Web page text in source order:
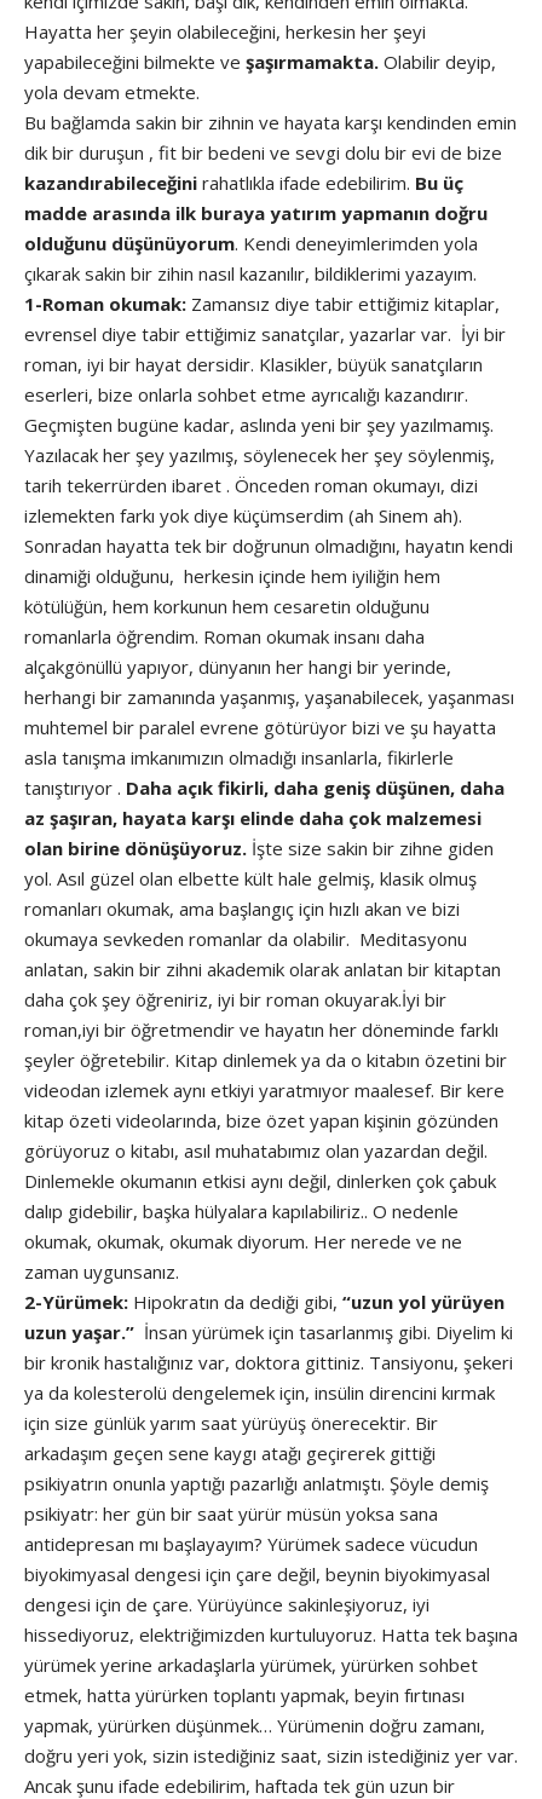
Hayatta her şeyin olabileceğini, herkesin her şeyi
yapabileceğini bilmekte ve şaşırmamakta. Olabilir deyip,
yola devam etmekte.
Bu bağlamda sakin bir zihnin ve hayata karşı kendinden emin
dik bir duruşun , fit bir bedeni ve sevgi dolu bir evi de bize
kazandırabileceğini rahatlıkla ifade edebilirim. Bu üç
madde arasında ilk buraya yatırım yapmanın doğru
olduğunu düşünüyorum. Kendi deneyimlerimden yola
çıkarak sakin bir zihin nasıl kazanılır, bildiklerimi yazayım.
1-Roman okumak: Zamansız diye tabir ettiğimiz kitaplar,
evrensel diye tabir ettiğimiz sanatçılar, yazarlar var. İyi bir
roman, iyi bir hayat dersidir. Klasikler, büyük sanatçıların
eserleri, bize onlarla sohbet etme ayrıcalığı kazandırır.
Geçmişten bugüne kadar, aslında yeni bir şey yazılmamış.
Yazılacak her şey yazılmış, söylenecek her şey söylenmiş,
tarih tekerrürden ibaret . Önceden roman okumayı, dizi
izlemekten farkı yok diye küçümserdim (ah Sinem ah).
Sonradan hayatta tek bir doğrunun olmadığını, hayatın kendi
dinamiği olduğunu, herkesin içinde hem iyiliğin hem
kötülüğün, hem korkunun hem cesaretin olduğunu
romanlarla öğrendim. Roman okumak insanı daha
alçakgönüllü yapıyor, dünyanın her hangi bir yerinde,
herhangi bir zamanında yaşanmış, yaşanabilecek, yaşanması
muhtemel bir paralel evrene götürüyor bizi ve şu hayatta
asla tanışma imkanımızın olmadığı insanlarla, fikirlerle
tanıştırıyor . Daha açık fikirli, daha geniş düşünen, daha
az şaşıran, hayata karşı elinde daha çok malzemesi
olan birine dönüşüyoruz. İşte size sakin bir zihne giden
yol. Asıl güzel olan elbette kült hale gelmiş, klasik olmuş
romanları okumak, ama başlangıç için hızlı akan ve bizi
okumaya sevkeden romanlar da olabilir. Meditasyonu
anlatan, sakin bir zihni akademik olarak anlatan bir kitaptan
daha çok şey öğreniriz, iyi bir roman okuyarak.İyi bir
roman,iyi bir öğretmendir ve hayatın her döneminde farklı
şeyler öğretebilir. Kitap dinlemek ya da o kitabın özetini bir
videodan izlemek aynı etkiyi yaratmıyor maalesef. Bir kere
kitap özeti videolarında, bize özet yapan kişinin gözünden
görüyoruz o kitabı, asıl muhatabımız olan yazardan değil.
Dinlemekle okumanın etkisi aynı değil, dinlerken çok çabuk
dalıp gidebilir, başka hülyalara kapılabiliriz.. O nedenle
okumak, okumak, okumak diyorum. Her nerede ve ne
zaman uygunsanız.
2-Yürümek: Hipokratın da dediği gibi, “uzun yol yürüyen
uzun yaşar.” İnsan yürümek için tasarlanmış gibi. Diyelim ki
bir kronik hastalığınız var, doktora gittiniz. Tansiyonu, şekeri
ya da kolesterolü dengelemek için, insülin direncini kırmak
için size günlük yarım saat yürüyüş önerecektir. Bir
arkadaşım geçen sene kaygı atağı geçirerek gittiği
psikiyatrın onunla yaptığı pazarlığı anlatmıştı. Şöyle demiş
psikiyatr: her gün bir saat yürür müsün yoksa sana
antidepresan mı başlayayım? Yürümek sadece vücudun
biyokimyasal dengesi için çare değil, beynin biyokimyasal
dengesi için de çare. Yürüyünce sakinleşiyoruz, iyi
hissediyoruz, elektriğimizden kurtuluyoruz. Hatta tek başına
yürümek yerine arkadaşlarla yürümek, yürürken sohbet
etmek, hatta yürürken toplantı yapmak, beyin fırtınası
yapmak, yürürken düşünmek… Yürümenin doğru zamanı,
doğru yeri yok, sizin istediğiniz saat, sizin istediğiniz yer var.
Ancak şunu ifade edebilirim, haftada tek gün uzun bir